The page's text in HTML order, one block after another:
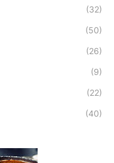
(32)
(50)
(26)
(9)
(22)
(40)